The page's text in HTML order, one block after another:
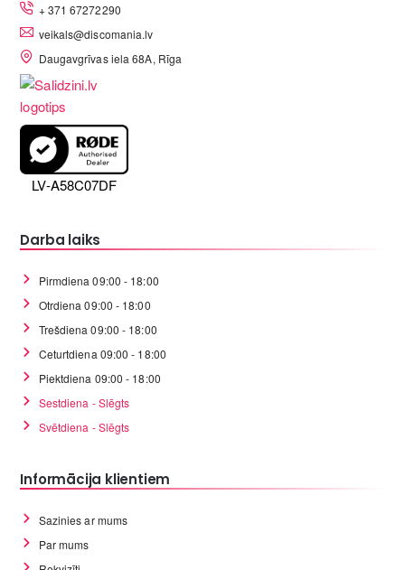
+ 371 67272290
veikals@discomania.lv
Daugavgrīvas iela 68A, Rīga
LV-A58C07DF
Darba laiks
Pirmdiena 09:00 - 18:00
Otrdiena 09:00 - 18:00
Trešdiena 09:00 - 18:00
Ceturtdiena 09:00 - 18:00
Piektdiena 09:00 - 18:00
Sestdiena - Slēgts
Svētdiena - Slēgts
Informācija klientiem
Sazinies ar mums
Par mums